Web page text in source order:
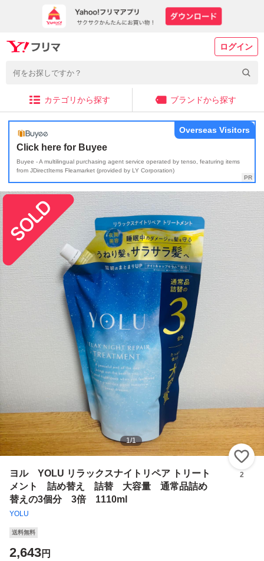
ログイン
カテゴリから探す ブランドから探す
Click here for Buyee
Buyee - A multilingual purchasing agent service operated by tenso, featuring items
from JDirectItems Fleamarket (provided by LY Corporation)
Overseas Visitors
1/1
ヨル YOLU リラックスナイトリペア トリート
メント 詰め替え 詰替 大容量 通常品詰め
替えの3個分 3倍 1110ml
YOLU
2
送料無料
2,643円